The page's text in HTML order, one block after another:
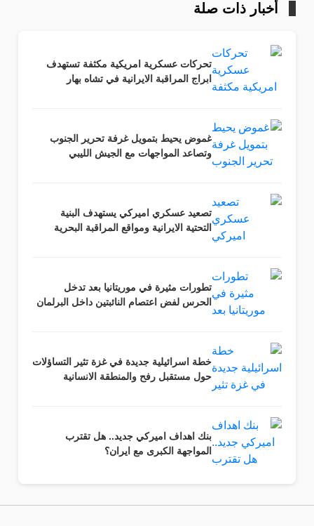
أخبار ذات صلة
تحركات عسكرية امريكية مكثفة تستهدف
ابراج المراقبة الايرانية في تشاه بهار
غموض يحيط بتمويل غرفة تحرير الجنوب
وتصاعد المواجهات مع الجيش الليبي
تصعيد عسكري اميركي يستهدف البنية
التحتية الايرانية ومواقع المراقبة البحرية
تطورات مثيرة في موريتانيا بعد تدخل
الحرس لفض اعتصام النائبتين داخل البرلمان
خطة اسرائيلية جديدة في غزة تثير التساؤلات
حول مستقبل رفح والمنطقة الانسانية
بنك اهداف اميركي جديد.. هل تقترب
المواجهة الكبرى مع ايران؟